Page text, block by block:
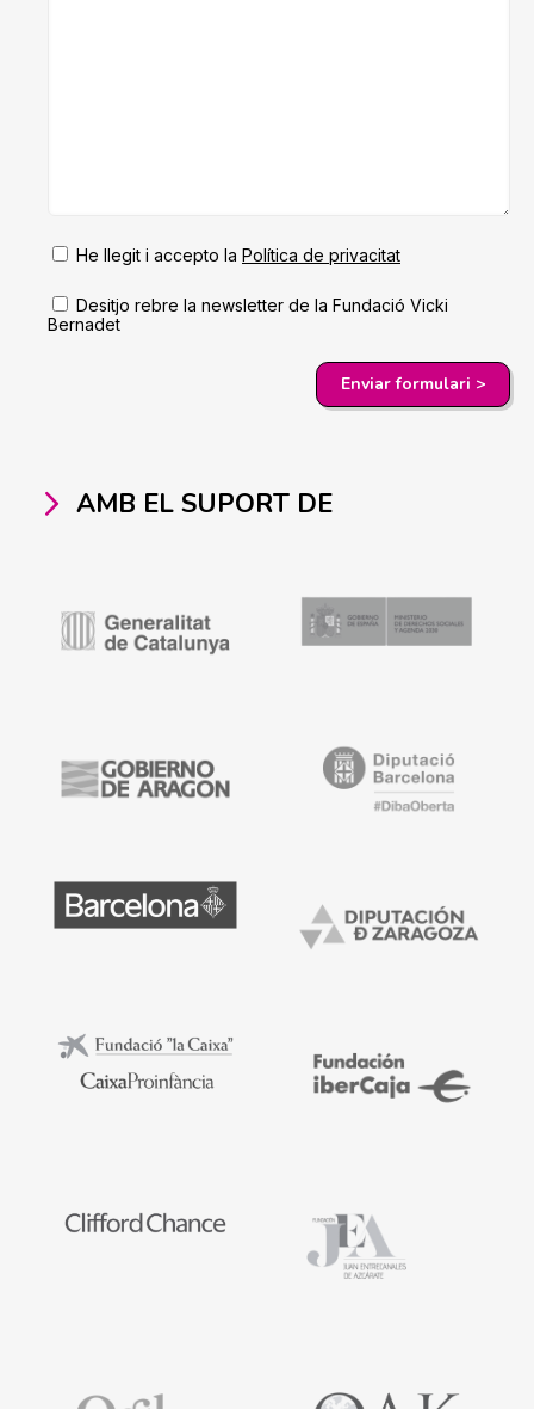
He llegit i accepto la Política de privacitat
Desitjo rebre la newsletter de la Fundació Vicki
Bernadet
AMB EL SUPORT DE